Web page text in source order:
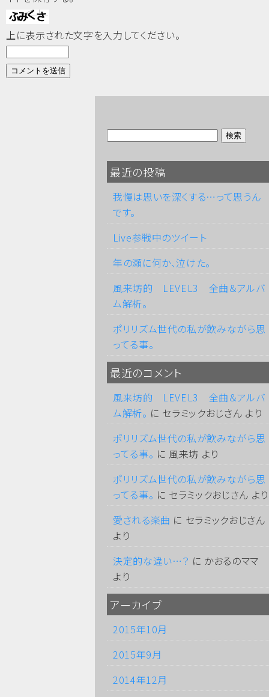
上に表示された文字を入力してください。
最近の投稿
我慢は思いを深くする…って思うん
です。
Live参戦中のツイート
年の瀬に何か、泣けた。
風来坊的 LEVEL3 全曲＆アルバ
ム解析。
ポリリズム世代の私が飲みながら思
ってる事。
最近のコメント
風来坊的 LEVEL3 全曲＆アルバ
ム解析。 に セラミックおじさん より
ポリリズム世代の私が飲みながら思
ってる事。 に 風来坊 より
ポリリズム世代の私が飲みながら思
ってる事。 に セラミックおじさん より
愛される楽曲 に セラミックおじさん
より
決定的な違い…？ に かおるのママ
より
アーカイブ
2015年10月
2015年9月
2014年12月